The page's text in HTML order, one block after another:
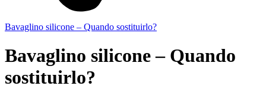
Bavaglino silicone – Quando sostituirlo?
Bavaglino silicone – Quando
sostituirlo?